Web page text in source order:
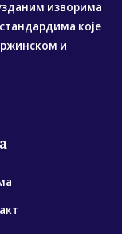
изворима
које
и